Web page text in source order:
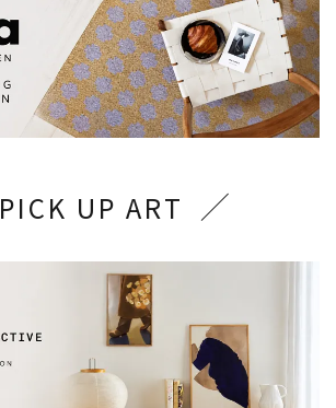
PICK UP ART